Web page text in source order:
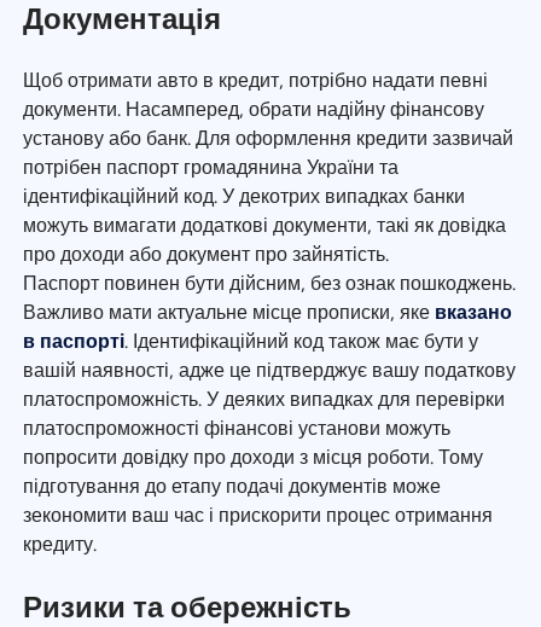
Документація
Щоб отримати авто в кредит, потрібно надати певні
документи. Насамперед, обрати надійну фінансову
установу або банк. Для оформлення кредити зазвичай
потрібен паспорт громадянина України та
ідентифікаційний код. У декотрих випадках банки
можуть вимагати додаткові документи, такі як довідка
про доходи або документ про зайнятість.
Паспорт повинен бути дійсним, без ознак пошкоджень.
Важливо мати актуальне місце прописки, яке вказано
в паспорті. Ідентифікаційний код також має бути у
вашій наявності, адже це підтверджує вашу податкову
платоспроможність. У деяких випадках для перевірки
платоспроможності фінансові установи можуть
попросити довідку про доходи з місця роботи. Тому
підготування до етапу подачі документів може
зекономити ваш час і прискорити процес отримання
кредиту.
Ризики та обережність